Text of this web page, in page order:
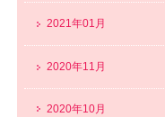
2021年01月
2020年11月
2020年10月